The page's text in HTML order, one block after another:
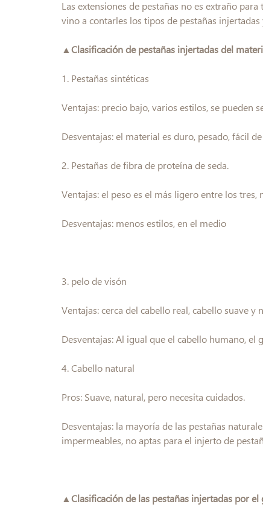
Las extensiones de pestañas no es extraño
vino a contarles los tipos de pestañas
▲Clasificación de pestañas injertadas del
1. Pestañas sintéticas
Ventajas: precio bajo, varios estilos, se pueden
Desventajas: el material es duro, pesado, fácil
2. Pestañas de fibra de proteína de seda.
Ventajas: el peso es el más ligero entre los
Desventajas: menos estilos, en el medio
3. pelo de visón
Ventajas: cerca del cabello real, cabello suave y
Desventajas: Al igual que el cabello humano,
4. Cabello natural
Pros: Suave, natural, pero necesita cuidados.
Desventajas: la mayoría de las pestañas
impermeables, no aptas para el injerto de
▲Clasificación de las pestañas injertadas por el